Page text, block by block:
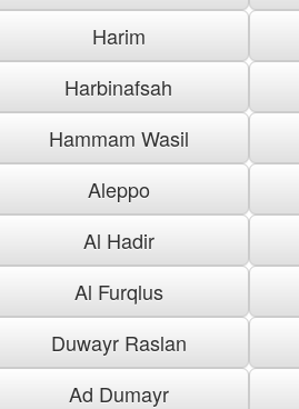
Harim
Harbinafsah
Hammam Wasil
Aleppo
Al Hadir
Al Furqlus
Duwayr Raslan
Ad Dumayr